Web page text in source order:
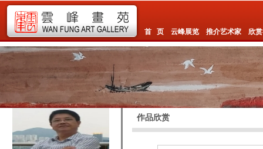
首 页 云峰展览 推介艺术家 欣
作品欣赏